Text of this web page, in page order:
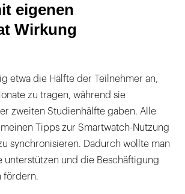
eigenen
Wirkung
etwa die Hälfte der Teilnehmer an,
zu tragen, während sie
zweiten Studienhälfte gaben. Alle
Tipps zur Smartwatch-Nutzung
synchronisieren. Dadurch wollte man
unterstützen und die Beschäftigung
fördern.